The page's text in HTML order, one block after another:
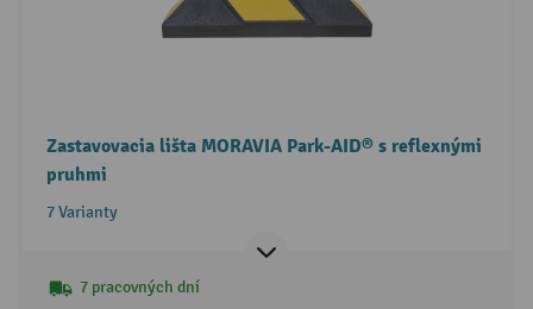
Zastavovacia lišta MORAVIA Park-AID® s reflexnými
pruhmi
7 Varianty
7 pracovných dní